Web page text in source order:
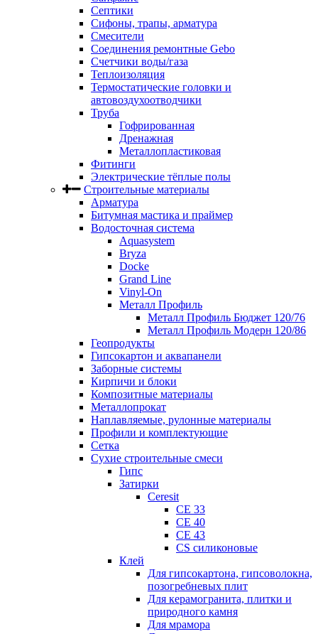
Септики
Сифоны, трапы, арматура
Смесители
Соединения ремонтные Gebo
Счетчики воды/газа
Теплоизоляция
Термостатические головки и
автовоздухоотводчики
Труба
Гофрированная
Дренажная
Металлопластиковая
Фитинги
Электрические тёплые полы
Строительные материалы
Арматура
Битумная мастика и праймер
Водосточная система
Aquasystem
Bryza
Docke
Grand Line
Vinyl-On
Металл Профиль
Металл Профиль Бюджет 120/76
Металл Профиль Модерн 120/86
Геопродукты
Гипсокартон и аквапанели
Заборные системы
Кирпичи и блоки
Композитные материалы
Металлопрокат
Наплавляемые, рулонные материалы
Профили и комплектующие
Сетка
Сухие строительные смеси
Гипс
Затирки
Ceresit
CE 33
CE 40
CE 43
CS силиконовые
Клей
Для гипсокартона, гипсоволокна,
позогребневых плит
Для керамогранита, плитки и
природного камня
Для мрамора